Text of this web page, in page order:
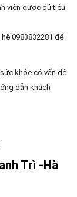
viện được đủ tiêu
0983832281 để
khỏe có vấn đề
dẫn khách
Trì -Hà